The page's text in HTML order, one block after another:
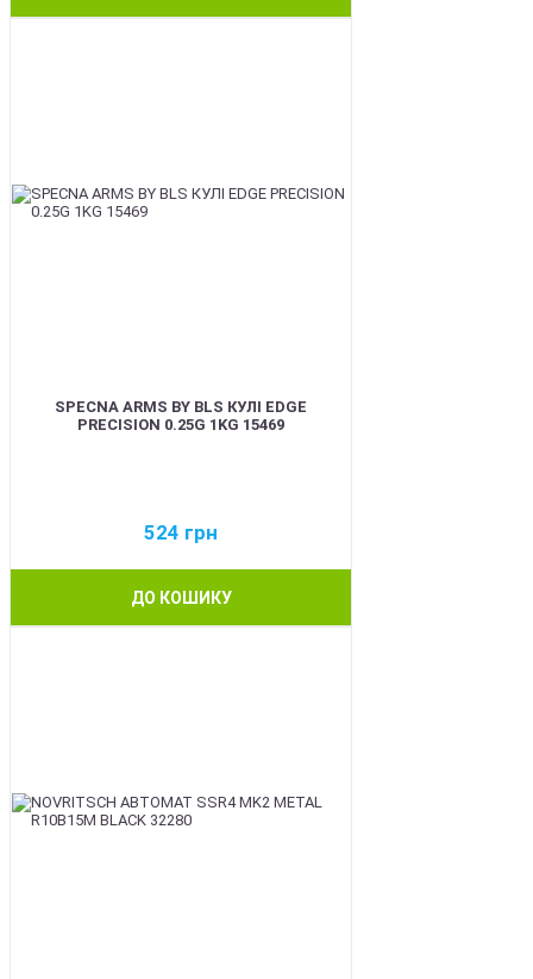
SPECNA ARMS BY BLS КУЛІ EDGE
PRECISION 0.25G 1KG 15469
524 грн
ДО КОШИКУ